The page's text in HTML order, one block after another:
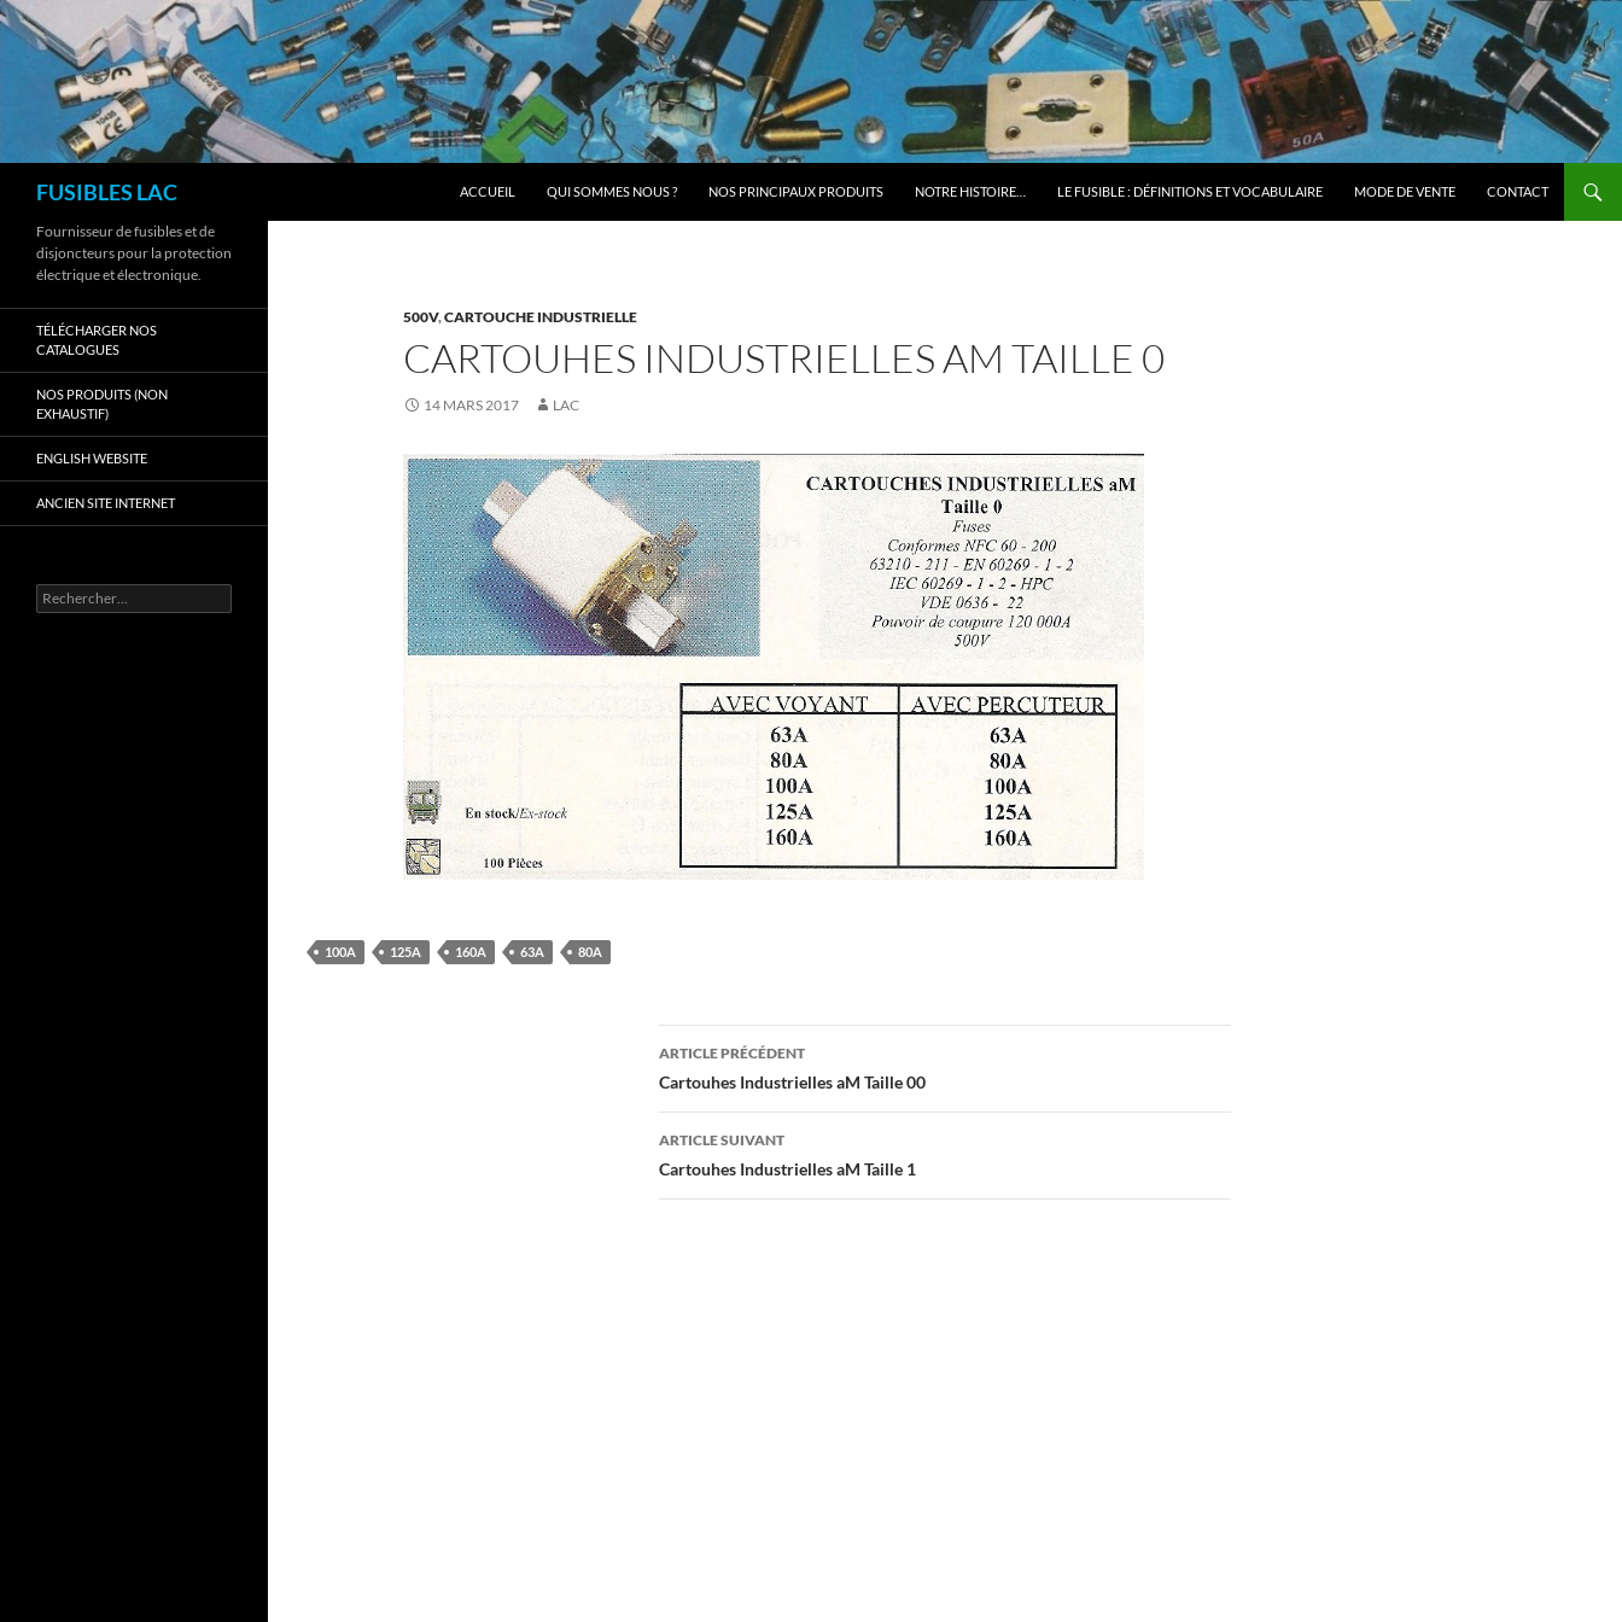
Aller
au
contenu
FUSIBLES LAC ACCUEIL QUI SOMMES NOUS ? NOS PRINCIPAUX PRODUITS NOTRE HISTOIRE… LE FUSIBLE : DÉFINITIONS ET VOCABULAIRE MODE DE VENTE CONTACT
500V,CARTOUCHE INDUSTRIELLE
CARTOUHES INDUSTRIELLES AM TAILLE 0
14 MARS 2017 LAC
100A 125A 160A 63A 80A
Navigation
des
articles
ARTICLE PRÉCÉDENT
Cartouhes Industrielles aM Taille 00
ARTICLE SUIVANT
Cartouhes Industrielles aM Taille 1
Fournisseur de fusibles et de
disjoncteurs pour la protection
électrique et électronique.
TÉLÉCHARGER NOS
CATALOGUES
NOS PRODUITS (NON
EXHAUSTIF)
ENGLISH WEBSITE
ANCIEN SITE INTERNET
Rechercher :